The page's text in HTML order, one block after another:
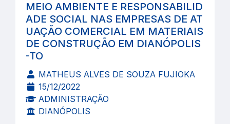
MEIO AMBIENTE E RESPONSABILID
ADE SOCIAL NAS EMPRESAS DE AT
UAÇÃO COMERCIAL EM MATERIAIS
DE CONSTRUÇÃO EM DIANÓPOLIS
-TO
MATHEUS ALVES DE SOUZA FUJIOKA
15/12/2022
ADMINISTRAÇÃO
DIANÓPOLIS